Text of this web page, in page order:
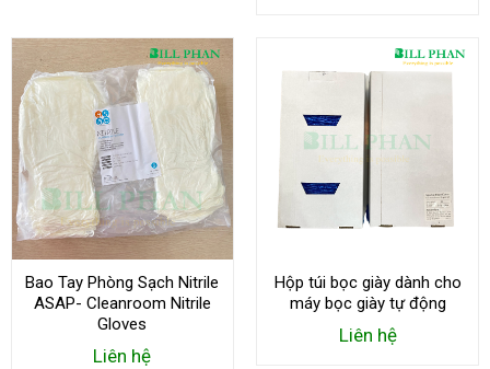
Bao Tay Phòng Sạch Nitrile
ASAP- Cleanroom Nitrile
Gloves
Liên hệ
Hộp túi bọc giày dành cho
máy bọc giày tự động
Liên hệ